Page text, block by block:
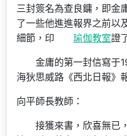
三封簽名為查良鏞，即金
了一些他進進報界之前以
細節，印
瑜伽教室證
金庸的第一封信寫于
海狄思威路《西北日報》
向平師長教師：
接獲來書，欣喜無已